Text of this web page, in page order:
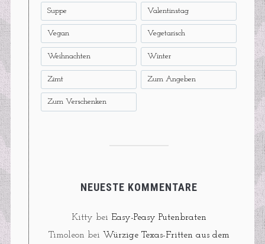
Suppe Valentinstag
Vegan Vegetarisch
Weihnachten Winter
Zimt Zum Angeben
Zum Verschenken
NEUESTE KOMMENTARE
Kitty bei Easy-Peasy Putenbraten
Timoleon bei Würzige Texas-Fritten aus dem